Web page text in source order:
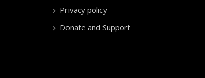
Privacy policy
Donate and Support